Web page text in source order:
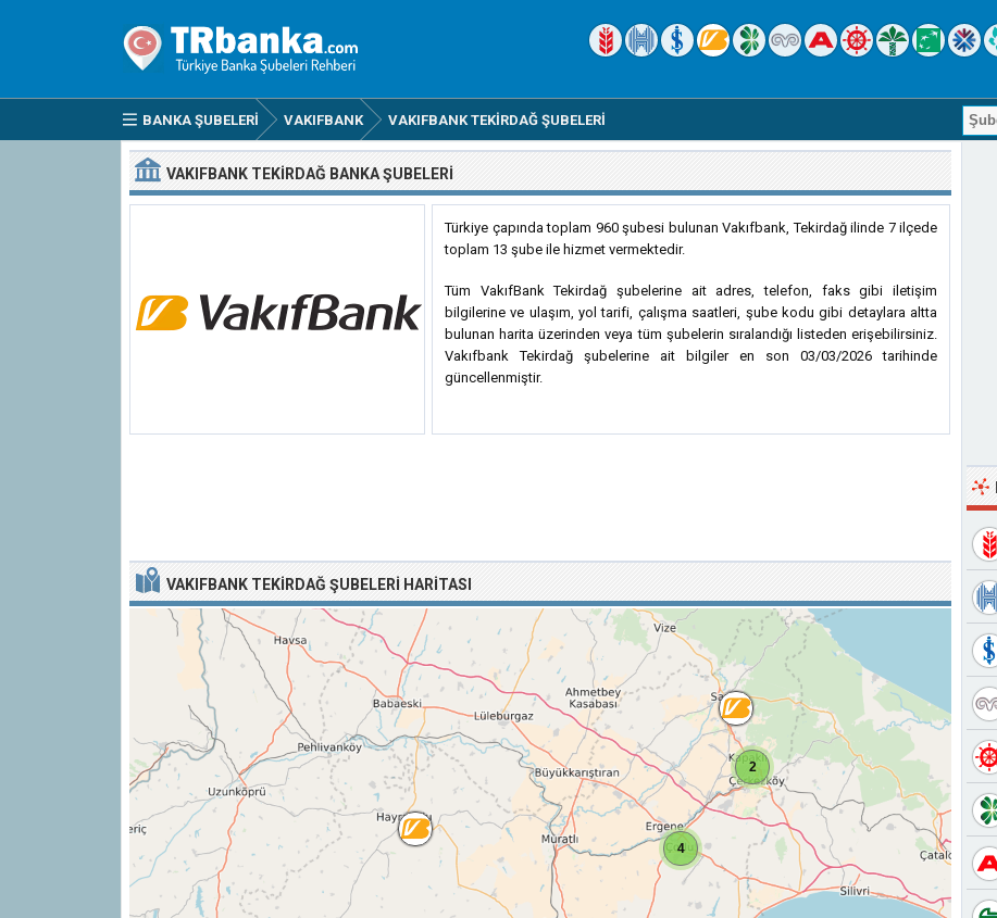
BANKA ŞUBELERI VAKIFBANK VAKIFBANK TEKIRDAĞ ŞUBELERI
VAKIFBANK TEKIRDAĞ BANKA ŞUBELERI
Türkiye çapında toplam 960 şubesi bulunan Vakıfbank, Tekirdağ ilinde 7 ilçede
toplam 13 şube ile hizmet vermektedir.
Tüm VakıfBank Tekirdağ şubelerine ait adres, telefon, faks gibi iletişim
bilgilerine ve ulaşım, yol tarifi, çalışma saatleri, şube kodu gibi detaylara altta
bulunan harita üzerinden veya tüm şubelerin sıralandığı listeden erişebilirsiniz.
Vakıfbank Tekirdağ şubelerine ait bilgiler en son 03/03/2026 tarihinde
güncellenmiştir.
VAKIFBANK TEKIRDAĞ ŞUBELERI HARITASI
2
4